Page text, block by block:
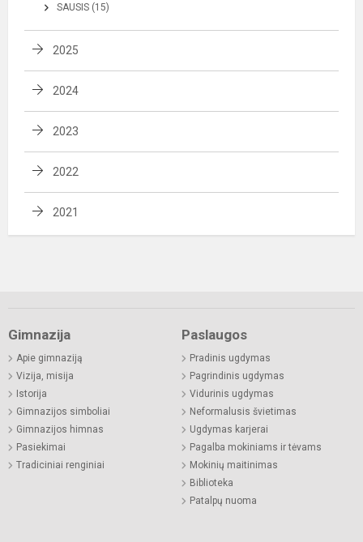
SAUSIS (15)
2025
2024
2023
2022
2021
Gimnazija
Apie gimnaziją
Vizija, misija
Istorija
Gimnazijos simboliai
Gimnazijos himnas
Pasiekimai
Tradiciniai renginiai
Paslaugos
Pradinis ugdymas
Pagrindinis ugdymas
Vidurinis ugdymas
Neformalusis švietimas
Ugdymas karjerai
Pagalba mokiniams ir tėvams
Mokinių maitinimas
Biblioteka
Patalpų nuoma